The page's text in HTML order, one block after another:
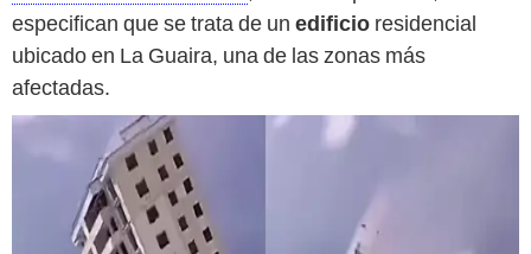
especifican que se trata de un edificio residencial
ubicado en La Guaira, una de las zonas más
afectadas.